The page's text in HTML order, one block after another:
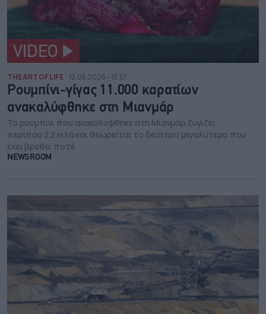
VIDEO
THE ART OF LIFE 12.05.2026 - 13:57
Ρουμπίνι-γίγας 11.000 καρατίων
ανακαλύφθηκε στη Μιανμάρ
Το ρουμπίνι που ανακαλύφθηκε στη Μιανμάρ ζυγίζει
περίπου 2,2 κιλά και θεωρείται το δεύτερο μεγαλύτερο που
έχει βρεθεί ποτέ
NEWSROOM